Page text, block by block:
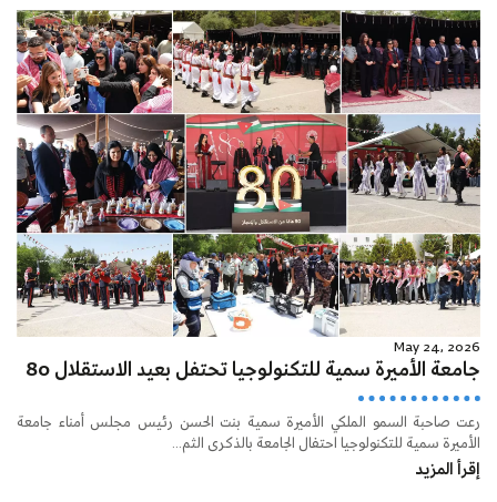
May 24, 2026
جامعة الأميرة سمية للتكنولوجيا تحتفل بعيد الاستقلال 80
رعت صاحبة السمو الملكي الأميرة سمية بنت الحسن رئيس مجلس أمناء جامعة
الأميرة سمية للتكنولوجيا احتفال الجامعة بالذكرى الثم...
إقرأ المزيد